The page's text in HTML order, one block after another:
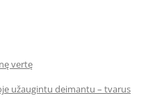
vertę
užaugintu deimantu – tvarus